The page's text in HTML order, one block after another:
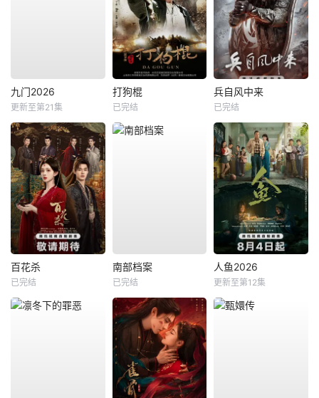
九门2026
更新至第21集
打狗棍
已完结
兵自风中来
已完结
百花杀
已完结
南部档案
已完结
人鱼2026
更新至第12集